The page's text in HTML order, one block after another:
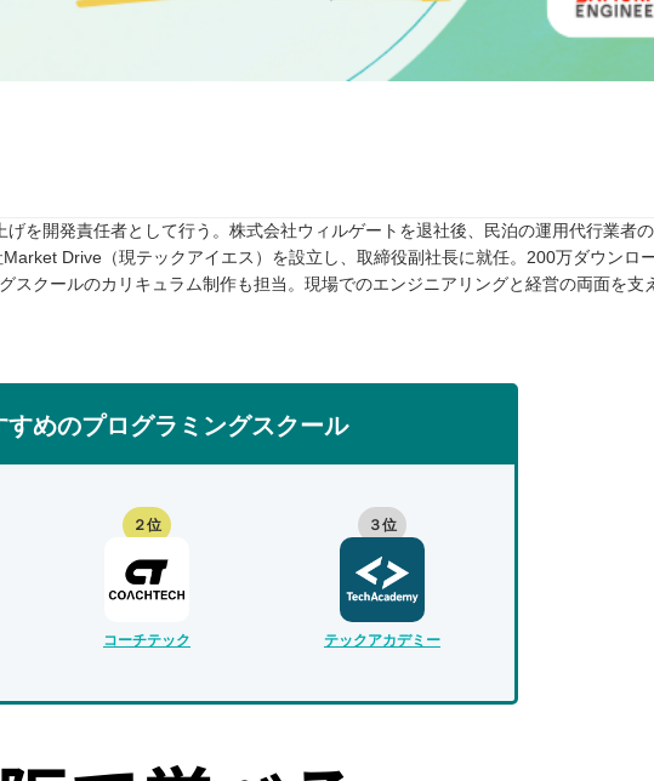
を開発責任者として行う。株式会社ウィルゲートを退社後、民泊の運用代行業者
Drive（現テックアイエス）を設立し、取締役副社長に就任。200万ダウンロ
スクールのカリキュラム制作も担当。現場でのエンジニアリングと経営の両面を支
すめのプログラミングスクール
２位
コーチテック
３位
テックアカデミー